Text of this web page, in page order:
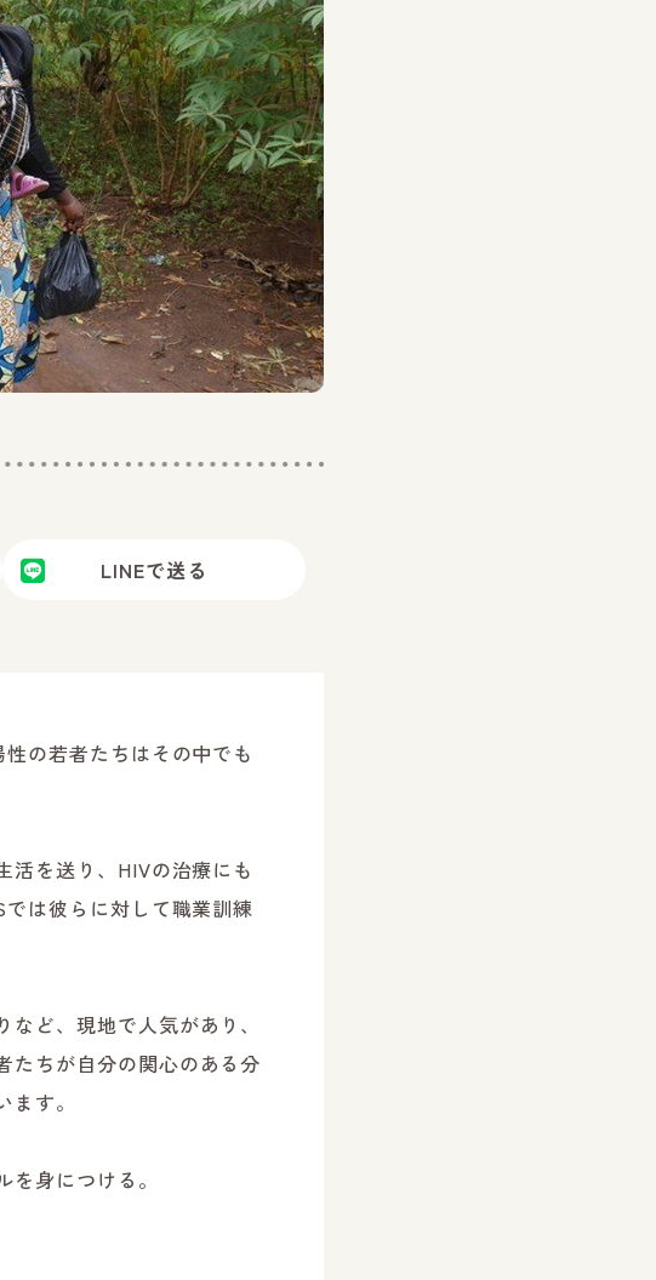
LINEで送る
の若者たちはその中でも
活を送り、HIVの治療にも
は彼らに対して職業訓練
ど、現地で人気があり、
たちが自分の関心のある分
す。
身につける。